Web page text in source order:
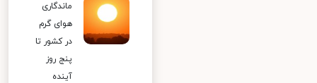
ماندگاری
هوای گرم
در کشور تا
پنج روز
آینده